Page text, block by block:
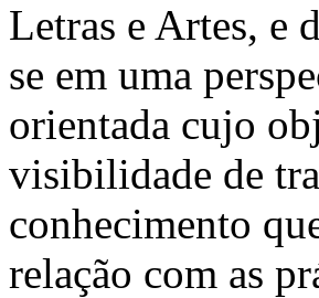
Letras e Artes, e
se em uma
orientada cujo
visibilidade de
conhecimento
relação com as